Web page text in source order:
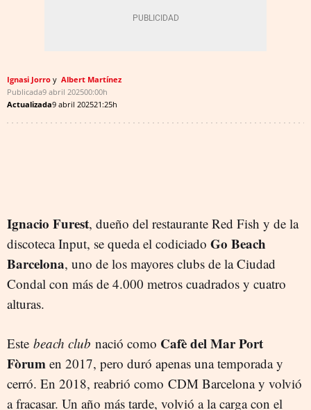
Ignasi Jorro
Albert Martínez
Publicada9 abril 202500:00h
Actualizada9 abril 202521:25h
Ignacio Furest, dueño del restaurante Red Fish y de la
discoteca Input, se queda el codiciado Go Beach
Barcelona, uno de los mayores clubs de la Ciudad
Condal con más de 4.000 metros cuadrados y cuatro
alturas.
Este beach club nació como Cafè del Mar Port
Fòrum en 2017, pero duró apenas una temporada y
cerró. En 2018, reabrió como CDM Barcelona y volvió
a fracasar. Un año más tarde, volvió a la carga con el